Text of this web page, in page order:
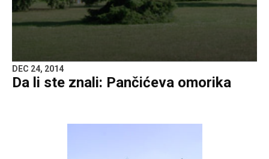
DEC 24, 2014
Da li ste znali: Pančićeva omorika